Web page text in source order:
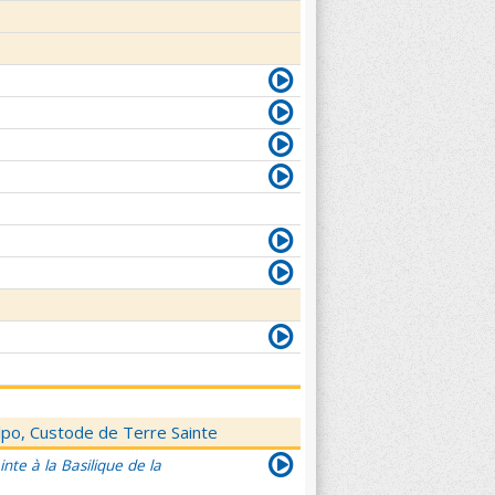
Custode de Terre Sainte
à la Basilique de la